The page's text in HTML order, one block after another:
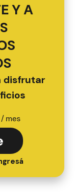
Y A
disfrutar
/ mes